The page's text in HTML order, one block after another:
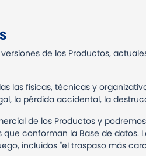
de los Productos,
las físicas, técnicas y
la pérdida accidental, la
de los Productos y
conforman la Base de datos.
incluidos "el traspaso más